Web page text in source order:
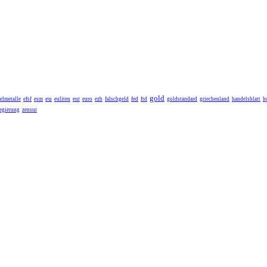
efsf esm eu euliten eur euro ezb falschgeld fed ftd gold goldstandard griechenland handelsblatt
zensur